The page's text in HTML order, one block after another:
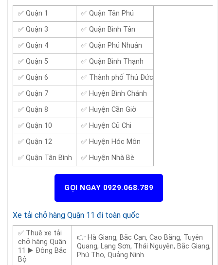
✅ Quận 1
✅ Quận Tân Phú
✅ Quận 3
✅ Quận Bình Tân
✅ Quận 4
✅ Quận Phú Nhuận
✅ Quận 5
✅ Quận Bình Thạnh
✅ Quận 6
✅ Thành phố Thủ Đức
✅ Quận 7
✅ Huyện Bình Chánh
✅ Quận 8
✅ Huyện Cần Giờ
✅ Quận 10
✅ Huyện Củ Chi
✅ Quận 12
✅ Huyện Hóc Môn
✅ Quận Tân Bình
✅ Huyện Nhà Bè
GỌI NGAY 0929.068.789
Xe tải chở hàng Quận 11 đi toàn quốc
✅ Thuê xe tải
chở hàng Quận
11 ▶️ Đông Bắc
Bộ
👉 Hà Giang, Bắc Cạn, Cao Bằng, Tuyên
Quang, Lạng Sơn, Thái Nguyên, Bắc Giang,
Phú Thọ, Quảng Ninh.